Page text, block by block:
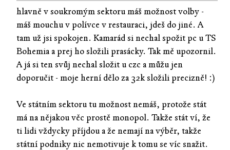
hlavně v soukromým sektoru máš možnost volby -
máš mouchu v polívce v restauraci, jdeš do jiné. A
tam už jsi spokojen. Kamarád si nechal spožit pc u TS
Bohemia a prej ho složili prasácky. Tak mě upozornil.
A já si ten svůj nechal složit u czc a můžu jen
doporučit - moje herní dělo za 32k složili precizně! :)
Ve státním sektoru tu možnost nemáš, protože stát
má na nějakou věc prostě monopol. Takže stát ví, že
ti lidi vždycky příjdou a že nemají na výběr, takže
státní podniky nic nemotivuje k tomu se víc snažit.